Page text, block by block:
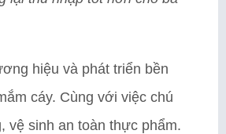
hiệu và phát triển bền
cáy. Cùng với việc chú
vệ sinh an toàn thực phẩm.